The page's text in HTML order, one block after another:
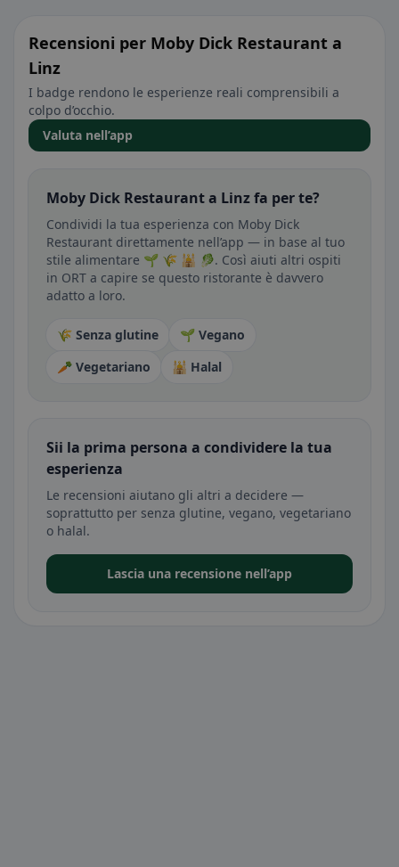
Recensioni per Moby Dick Restaurant a
Linz
I badge rendono le esperienze reali comprensibili a
colpo d’occhio.
Valuta nell’app
Moby Dick Restaurant a Linz fa per te?
Condividi la tua esperienza con Moby Dick
Restaurant direttamente nell’app — in base al tuo
stile alimentare 🌱 🌾 🕌 🥬. Così aiuti altri ospiti
in ORT a capire se questo ristorante è davvero
adatto a loro.
🌾 Senza glutine
🌱 Vegano
🥕 Vegetariano
🕌 Halal
Sii la prima persona a condividere la tua
esperienza
Le recensioni aiutano gli altri a decidere —
soprattutto per senza glutine, vegano, vegetariano
o halal.
Lascia una recensione nell’app